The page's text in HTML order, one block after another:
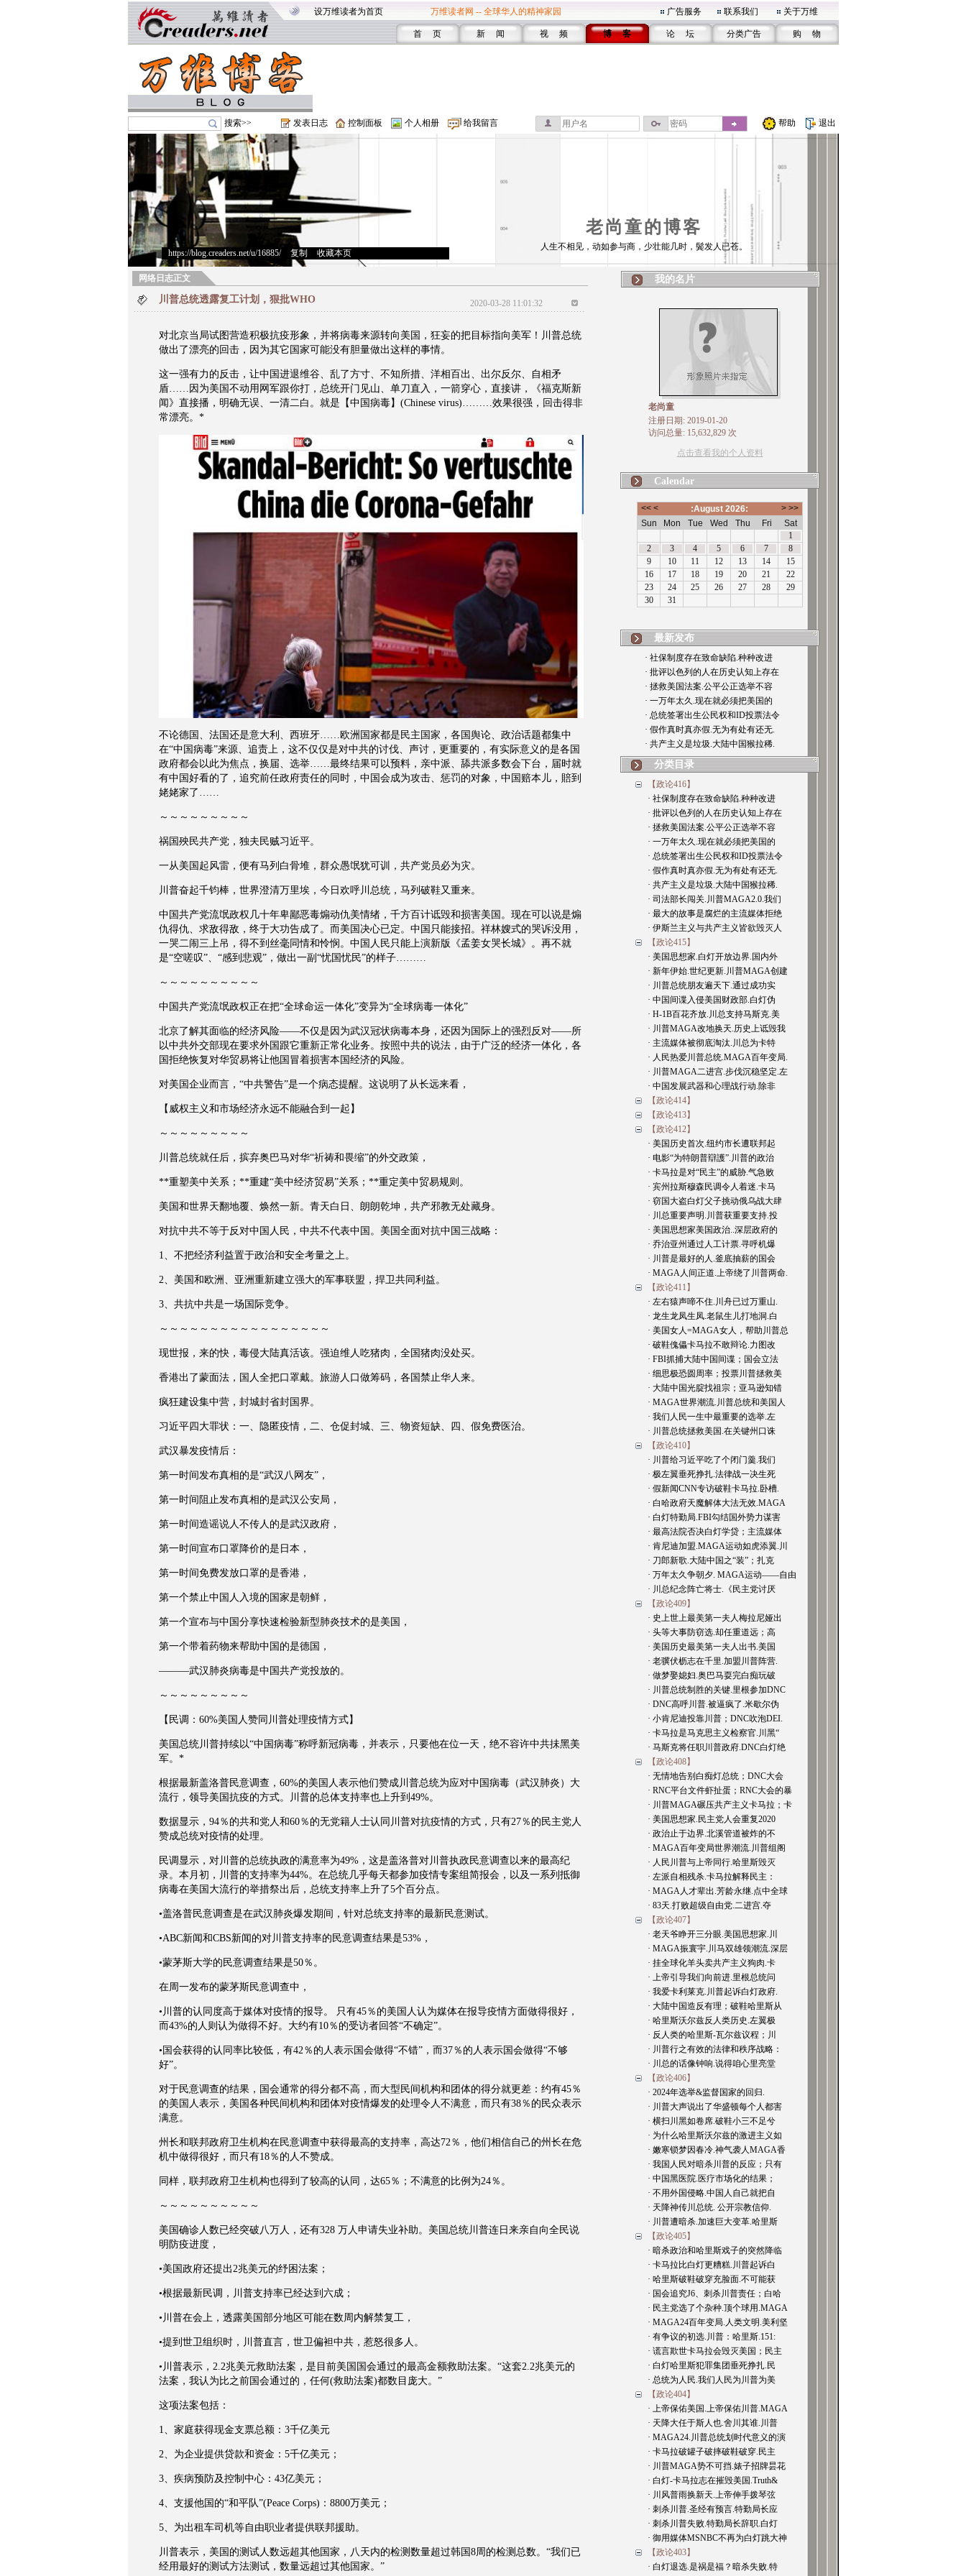
设万维读者为首页 万维读者网 -- 全球华人的精神家园 广告服务 联系我们 关于万维
首 页 新 闻 视 频 博 客 论 坛 分类广告 购 物
搜索>> 发表日志 控制面板 个人相册 给我留言 帮助 退出
老尚童的博客
https://blog.creaders.net/u/16885/> 复制 收藏本页
人生不相见，动如参与商，少壮能几时，鬓发人已苍。
网络日志正文
川普总统透露复工计划，狠批WHO 2020-03-28 11:01:32
对北京当局试图营造积极抗疫形象，并将病毒来源转向美国，狂妄的把目标指向美军！川普总统
做出了漂亮的回击，因为其它国家可能没有胆量做出这样的事情。
这一强有力的反击，让中国进退维谷、乱了方寸、不知所措、洋相百出、出尔反尔、自相矛
盾……因为美国不动用网军跟你打，总统开门见山、单刀直入，一箭穿心，直接讲，《福克斯新
闻》直接播，明确无误、一清二白。就是【中国病毒】(Chinese virus)………效果很强，回击得非
常漂亮。*
不论德国、法国还是意大利、西班牙……欧洲国家都是民主国家，各国舆论、政治话题都集中
在“中国病毒”来源、追责上，这不仅仅是对中共的讨伐、声讨，更重要的，有实际意义的是各国
政府都会以此为焦点，换届、选举……最终结果可以预料，亲中派、舔共派多数会下台，届时就
有中国好看的了，追究前任政府责任的同时，中国会成为攻击、惩罚的对象，中国赔本儿，賠到
姥姥家了……
～～～～～～～～～
祸国殃民共产党，独夫民贼习近平。
一从美国起风雷，便有马列白骨堆，群众愚氓犹可训，共产党员必为灾。
川普奋起千钧棒，世界澄清万里埃，今日欢呼川总统，马列破鞋又重来。
中国共产党流氓政权几十年卑鄙恶毒煽动仇美情绪，千方百计诋毁和损害美国。现在可以说是煽
仇得仇、求敌得敌，终于大功告成了。而美国决心已定。中国只能接招。祥林嫂式的哭诉没用，
一哭二闹三上吊，得不到丝毫同情和怜悯。中国人民只能上演新版《孟姜女哭长城》。再不就
是“空嗟叹”、“感到悲观”，做出一副“忧国忧民”的样子………
～～～～～～～～～～
中国共产党流氓政权正在把“全球命运一体化”变异为“全球病毒一体化”
北京了解其面临的经济风险——不仅是因为武汉冠状病毒本身，还因为国际上的强烈反对——所
以中共外交部现在要求外国跟它重新正常化业务。按照中共的说法，由于广泛的经济一体化，各
国拒绝恢复对华贸易将让他国冒着损害本国经济的风险。
对美国企业而言，“中共警告”是一个病态提醒。这说明了从长远来看，
【威权主义和市场经济永远不能融合到一起】
～～～～～～～～～
川普总统就任后，摈弃奥巴马对华“祈祷和畏缩”的外交政策，
**重塑美中关系；**重建“美中经济贸易”关系；**重定美中贸易规则。
美国和世界天翻地覆、焕然一新。青天白日、朗朗乾坤，共产邪教无处藏身。
对抗中共不等于反对中国人民，中共不代表中国。美国全面对抗中国三战略：
1、不把经济利益置于政治和安全考量之上。
2、美国和欧洲、亚洲重新建立强大的军事联盟，捍卫共同利益。
3、共抗中共是一场国际竞争。
～～～～～～～～～～～～～～～～～
现世报，来的快，毒侵大陆真活该。强迫维人吃猪肉，全国猪肉没处买。
香港出了蒙面法，国人全把口罩戴。旅游人口做筹码，各国禁止华人来。
疯狂建设集中营，封城封省封国界。
习近平四大罪状：一、隐匿疫情，二、仓促封城、三、物资短缺、四、假免费医治。
武汉暴发疫情后：
第一时间发布真相的是“武汉八网友”，
第一时间阻止发布真相的是武汉公安局，
第一时间造谣说人不传人的是武汉政府，
第一时间宣布口罩降价的是日本，
第一时间免费发放口罩的是香港，
第一个禁止中国人入境的国家是朝鲜，
第一个宣布与中国分享快速检验新型肺炎技术的是美国，
第一个带着药物来帮助中国的是德国，
———武汉肺炎病毒是中国共产党投放的。
～～～～～～～～～
【民调：60%美国人赞同川普处理疫情方式】
美国总统川普持续以“中国病毒”称呼新冠病毒，并表示，只要他在位一天，绝不容许中共抺黑美
军。*
根据最新盖洛普民意调查，60%的美国人表示他们赞成川普总统为应对中国病毒（武汉肺炎）大
流行，领导美国抗疫的方式。川普的总体支持率也上升到49%。
数据显示，94％的共和党人和60％的无党籍人士认同川普对抗疫情的方式，只有27％的民主党人
赞成总统对疫情的处理。
民调显示，对川普的总统执政的满意率为49%，这是盖洛普对川普执政民意调查以来的最高纪
录。本月初，川普的支持率为44%。在总统几乎每天都参加疫情专案组简报会，以及一系列抵御
病毒在美国大流行的举措祭出后，总统支持率上升了5个百分点。
•盖洛普民意调查是在武汉肺炎爆发期间，针对总统支持率的最新民意测试。
•ABC新闻和CBS新闻的对川普支持率的民意调查结果是53%，
•蒙茅斯大学的民意调查结果是50％。
在周一发布的蒙茅斯民意调查中，
•川普的认同度高于媒体对疫情的报导。 只有45％的美国人认为媒体在报导疫情方面做得很好，
而43%的人则认为做得不好。大约有10％的受访者回答“不确定”。
•国会获得的认同率比较低，有42％的人表示国会做得“不错”，而37％的人表示国会做得“不够
好”。
对于民意调查的结果，国会通常的得分都不高，而大型民间机构和团体的得分就更差：约有45％
的美国人表示，美国各种民间机构和团体对疫情爆发的处理令人不满意，而只有38％的民众表示
满意。
州长和联邦政府卫生机构在民意调查中获得最高的支持率，高达72％，他们相信自己的州长在危
机中做得很好，而只有18％的人不赞成。
同样，联邦政府卫生机构也得到了较高的认同，达65％；不满意的比例为24％。
～～～～～～～～～～
美国确诊人数已经突破八万人，还有328 万人申请失业补助。美国总统川普连日来亲自向全民说
明防疫进度，
•美国政府还提出2兆美元的纾困法案；
•根据最新民调，川普支持率已经达到六成；
•川普在会上，透露美国部分地区可能在数周内解禁复工，
•提到世卫组织时，川普直言，世卫偏袒中共，惹怒很多人。
•川普表示，2.2兆美元救助法案，是目前美国国会通过的最高金额救助法案。“这套2.2兆美元的
法案，我认为比之前国会通过的，任何(救助法案)都数目庞大。”
这项法案包括：
1、家庭获得现金支票总额：3千亿美元
2、为企业提供贷款和资金：5千亿美元；
3、疾病预防及控制中心：43亿美元；
4、支援他国的“和平队”(Peace Corps)：8800万美元；
5、为出租车司机等自由职业者提供联邦援助。
川普表示，美国的测试人数远超其他国家，八天内的检测数量超过韩国8周的检测总数。“我们已
经用最好的测试方法测试，数量远超过其他国家。”
我的名片
老尚童
注册日期: 2019-01-20
访问总量: 15,632,829 次
点击查看我的个人资料
Calendar
最新发布
· 社保制度存在致命缺陷.种种改进
· 批评以色列的人在历史认知上存在
· 拯救美国法案.公平公正选举不容
· 一万年太久.现在就必须把美国的
· 总统签署出生公民权和ID投票法令
· 假作真时真亦假.无为有处有还无.
· 共产主义是垃圾.大陆中国猴拉稀.
分类目录
【政论416】
· 社保制度存在致命缺陷.种种改进
· 批评以色列的人在历史认知上存在
· 拯救美国法案.公平公正选举不容
· 一万年太久.现在就必须把美国的
· 总统签署出生公民权和ID投票法令
· 假作真时真亦假.无为有处有还无.
· 共产主义是垃圾.大陆中国猴拉稀.
· 司法部长闯关.川普MAGA2.0.我们
· 最大的故事是腐烂的主流媒体拒绝
· 伊斯兰主义与共产主义皆欲毁灭人
【政论415】
· 美国思想家.白灯开放边界.国内外
· 新年伊始.世纪更新.川普MAGA创建
· 川普总统朋友遍天下.通过成功实
· 中国间谍入侵美国财政部.白灯伪
· H-1B百花齐放.川总支持马斯克.美
· 川普MAGA改地换天.历史上诋毁我
· 主流媒体被彻底淘汰.川总为卡特
· 人民热爱川普总统.MAGA百年变局.
· 川普MAGA二进宫.步伐沉稳坚定.左
· 中国发展武器和心理战行动.除非
【政论414】
【政论413】
【政论412】
· 美国历史首次.纽约市长遭联邦起
· 电影“为特朗普辯護”.川普的政治
· 卡马拉是对“民主”的威胁.气急败
· 宾州拉斯穆森民调令人着迷.卡马
· 窃国大盗白灯父子挑动俄乌战大肆
· 川总重要声明.川普获重要支持.投
· 美国思想家美国政治..深层政府的
· 乔治亚州通过人工计票.寻呼机爆
· 川普是最好的人.釜底抽薪的国会
· MAGA人间正道.上帝绕了川普两命.
【政论411】
· 左右猿声啼不住.川舟已过万重山.
· 龙生龙凤生凤.老鼠生儿打地洞.白
· 美国女人=MAGA女人，帮助川普总
· 破鞋傀儡卡马拉不敢辩论.力图改
· FBI抓捕大陆中国间谍；国会立法
· 细思极恐圆周率；投票川普拯救美
· 大陆中国光腚找祖宗；亚马逊知错
· MAGA世界潮流.川普总统和美国人
· 我们人民一生中最重要的选举.左
· 川普总统拯救美国.在关键州口诛
【政论410】
· 川普给习近平吃了个闭门羹.我们
· 极左翼垂死挣扎.法律战一决生死
· 假新闻CNN专访破鞋卡马拉.卧槽.
· 白哈政府天魔解体大法无效.MAGA
· 白灯特勤局.FBI勾结国外势力谋害
· 最高法院否决白灯学贷；主流媒体
· 肯尼迪加盟.MAGA运动如虎添翼.川
· 刀郎新歌.大陆中国之“装”；扎克
· 万年太久争朝夕. MAGA运动——自由
· 川总纪念阵亡将士.《民主党讨厌
【政论409】
· 史上世上最美第一夫人梅拉尼娅出
· 头等大事防窃选.却任重道远；高
· 美国历史最美第一夫人出书.美国
· 老骥伏枥志在千里.加盟川普阵营.
· 做梦娶媳妇.奥巴马耍完白痴玩破
· 川普总统制胜的关键.里根参加DNC
· DNC高呼川普.被逼疯了.米歇尔伪
· 小肯尼迪投靠川普；DNC吹泡DEI.
· 卡马拉是马克思主义检察官.川黑“
· 马斯克将任职川普政府.DNC白灯绝
【政论408】
· 无情地告别白痴灯总统；DNC大会
· RNC平台文件虾扯蛋；RNC大会的暴
· 川普MAGA碾压共产主义卡马拉；卡
· 美国思想家.民主党人会重复2020
· 政治止于边界.北溪管道被炸的不
· MAGA百年变局世界潮流.川普组阁
· 人民川普与上帝同行.哈里斯毁灭
· 左派自相残杀.卡马拉解释民主：
· MAGA人才辈出.芳龄永继.点中全球
· 83天.打败超级自由党.二进宫.夺
【政论407】
· 老天爷睁开三分眼.美国思想家.川
· MAGA振寰宇.川马双雄领潮流.深层
· 挂全球化羊头卖共产主义狗肉.卡
· 上帝引导我们向前进.里根总统问
· 我爱卡利莱克.川普起诉白灯政府.
· 大陆中国造反有理；破鞋哈里斯从
· 哈里斯沃尔兹反人类历史.左翼极
· 反人类的哈里斯-瓦尔兹议程；川
· 川普行之有效的法律和秩序战略：
· 川总的话像钟响.说得咱心里亮堂
【政论406】
· 2024年选举&监督国家的回归.
· 川普大声说出了华盛顿每个人都害
· 横扫川黑如卷席.破鞋小三不足兮
· 为什么哈里斯沃尔兹的激进主义如
· 嫩寒锁梦因春冷.神气袭人MAGA香
· 我国人民对暗杀川普的反应；只有
· 中国黑医院.医疗市场化的结果；
· 不用外国侵略.中国人自己就把自
· 天降神传川总统. 公开宗教信仰.
· 川普遭暗杀.加速巨大变革.哈里斯
【政论405】
· 暗杀政治和哈里斯戏子的突然降临
· 卡马拉比白灯更糟糕.川普起诉白
· 哈里斯破鞋破穿充脸面.不可能获
· 国会追究J6、刺杀川普责任；白哈
· 民主党选了个杂种.顶个球用.MAGA
· MAGA24百年变局.人类文明.美利坚
· 有争议的初选.川普：哈里斯.151:
· 谎言欺世卡马拉会毁灭美国；民主
· 白灯哈里斯犯罪集团垂死挣扎.民
· 总统为人民.我们人民为川普为美
【政论404】
· 上帝保佑美国.上帝保佑川普.MAGA
· 天降大任于斯人也.舍川其谁.川普
· MAGA24.川普总统划时代意义的演
· 卡马拉破罐子破摔破鞋破穿.民主
· 川普MAGA势不可挡.婊子招牌昙花
· 白灯-卡马拉志在摧毁美国.Truth&
· 川风普雨换新天.上帝伸手拨琴弦
· 刺杀川普.圣经有预言.特勤局长应
· 刺杀川普失败.特勤局长辞职.白灯
· 御用媒体MSNBC不再为白灯跳大神
【政论403】
· 白灯退选.是祸是福？暗杀失败.特